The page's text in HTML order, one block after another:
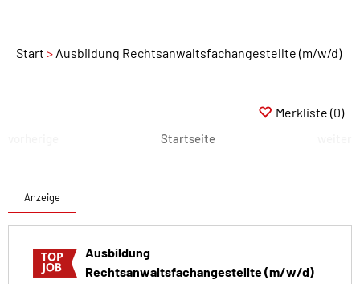
Start Ausbildung Rechtsanwaltsfachangestellte (m/w/d)
Merkliste (0)
Startseite
Anzeige
Ausbildung
Rechtsanwaltsfachangestellte (m/w/d)